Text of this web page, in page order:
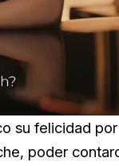
su felicidad
poder